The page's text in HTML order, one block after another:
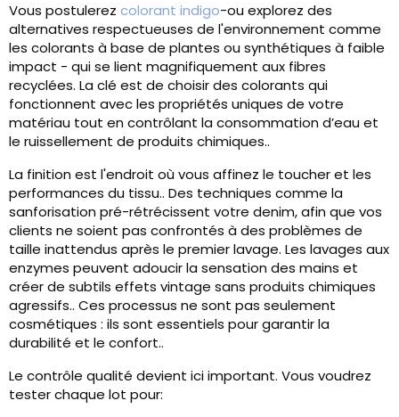
Vous postulerez colorant indigo-ou explorez des
alternatives respectueuses de l'environnement comme
les colorants à base de plantes ou synthétiques à faible
impact - qui se lient magnifiquement aux fibres
recyclées. La clé est de choisir des colorants qui
fonctionnent avec les propriétés uniques de votre
matériau tout en contrôlant la consommation d’eau et
le ruissellement de produits chimiques..
La finition est l'endroit où vous affinez le toucher et les
performances du tissu.. Des techniques comme la
sanforisation pré-rétrécissent votre denim, afin que vos
clients ne soient pas confrontés à des problèmes de
taille inattendus après le premier lavage. Les lavages aux
enzymes peuvent adoucir la sensation des mains et
créer de subtils effets vintage sans produits chimiques
agressifs.. Ces processus ne sont pas seulement
cosmétiques : ils sont essentiels pour garantir la
durabilité et le confort..
Le contrôle qualité devient ici important. Vous voudrez
tester chaque lot pour: